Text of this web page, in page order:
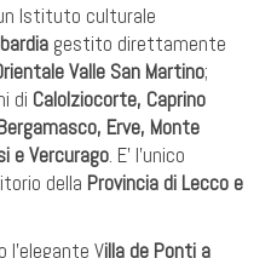
Istituto culturale
gestito direttamente
Valle San Martino;
di Calolziocorte, Caprino
Erve, Monte
e Vercurago. E’ l’unico
della Provincia di Lecco e
l’elegante Villa de Ponti a